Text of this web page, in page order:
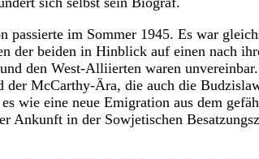
im Sommer 1945. Es war
der beiden in Hinblick auf einen nach
den West-Alliierten waren
der McCarthy-Ära, die auch die
wie eine neue Emigration aus dem
Ankunft in der Sowjetischen